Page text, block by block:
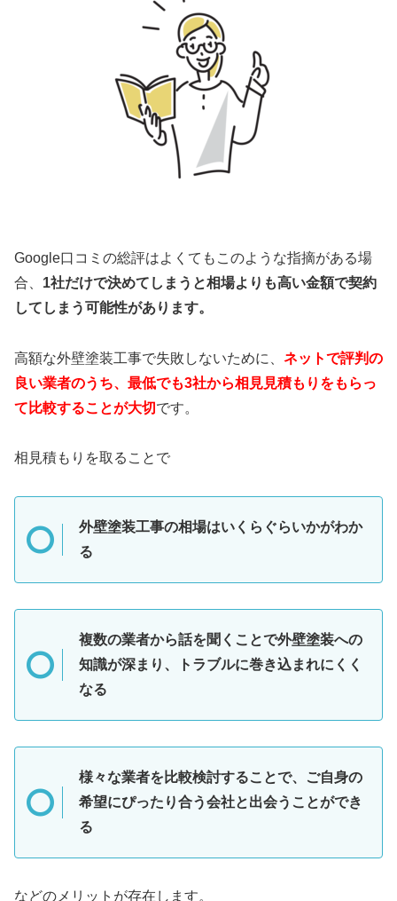
Google口コミの総評はよくてもこのような指摘がある場
合、 1社だけで決めてしまうと相場よりも高い金額で契約
してしまう可能性があります。
高額な外壁塗装工事で失敗しないために、 ネットで評判の
良い業者のうち、最低でも3社から相見見積もりをもらっ
て比較することが大切です。
相見積もりを取ることで
外壁塗装工事の相場はいくらぐらいかがわか
る
複数の業者から話を聞くことで外壁塗装への
知識が深まり、トラブルに巻き込まれにくく
なる
様々な業者を比較検討することで、ご自身の
希望にぴったり合う会社と出会うことができ
る
などのメリットが存在します。